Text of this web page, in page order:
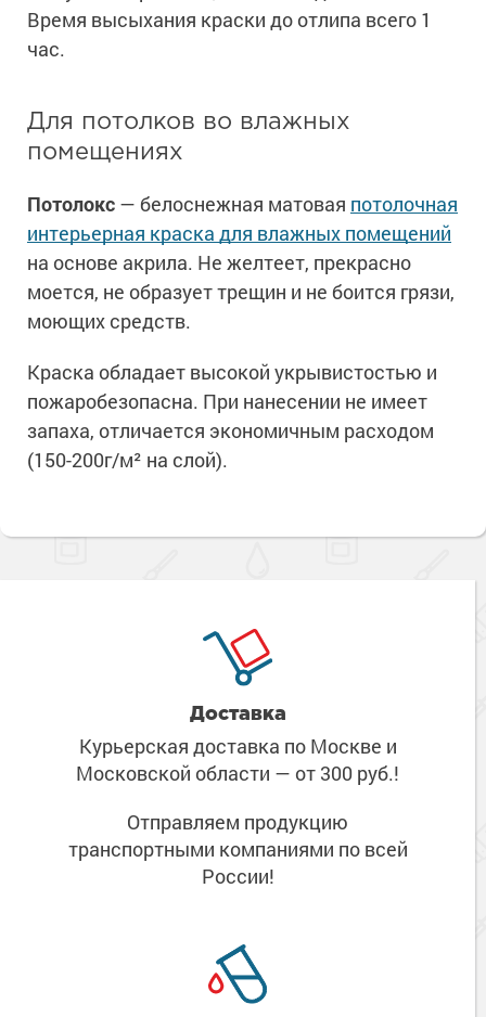
Время высыхания краски до отлипа всего 1
час.
Для потолков во влажных
помещениях
Потолокс — белоснежная матовая потолочная
интерьерная краска для влажных помещений
на основе акрила. Не желтеет, прекрасно
моется, не образует трещин и не боится грязи,
моющих средств.
Краска обладает высокой укрывистостью и
пожаробезопасна. При нанесении не имеет
запаха, отличается экономичным расходом
(150-200г/м² на слой).
Доставка
Курьерская доставка по Москве и
Московской области — от 300 руб.!
Отправляем продукцию
транспортными компаниями по всей
России!